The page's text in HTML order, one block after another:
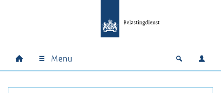
Hoofdnavigatie
Home Menu Open